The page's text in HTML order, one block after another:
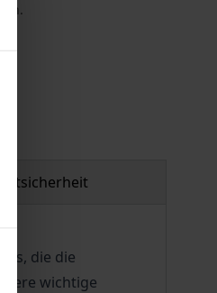
die die
wichtige